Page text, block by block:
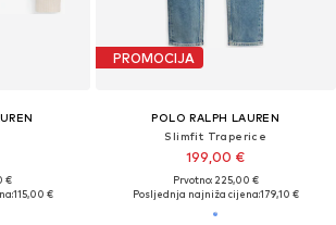
€
115,00 €
PROMOCIJA
POLO RALPH LAUREN
Slimfit Traperice
199,00 €
Prvotno: 225,00 €
Posljednja najniža cijena:179,10 €